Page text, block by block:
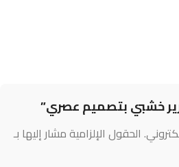
خشبي بتصميم عصري”
الحقول الإلزامية مشار إليها بـ